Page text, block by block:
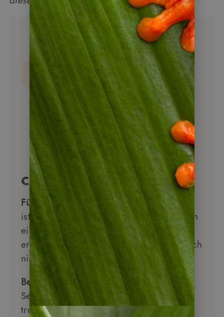
Costa Rica Überblick
Für wen geeignet:
Costa Rica im Herbst
ist ideal für alle, die Natur und Tierwelt in
einer noch nicht überlaufenen Region
erleben möchten – und dabei von deutlich
niedrigeren Preisen profitieren wollen.
Beste Reisezeit an der Karibikküste:
September und Oktober gelten als die
trockensten und sonnigsten Monate. Der